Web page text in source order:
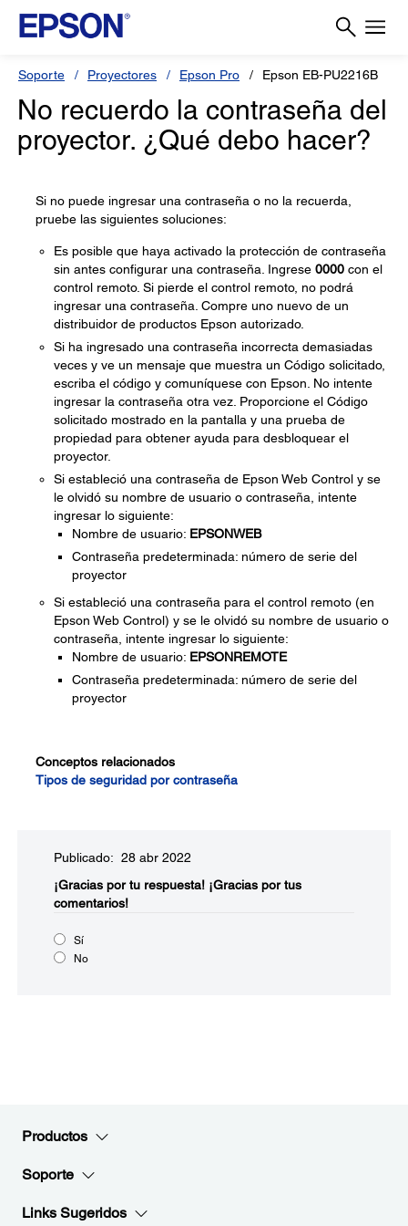
Soporte Proyectores Epson Pro Epson EB-PU2216B
No recuerdo la contraseña del
proyector. ¿Qué debo hacer?
Si no puede ingresar una contraseña o no la recuerda,
pruebe las siguientes soluciones:
Es posible que haya activado la protección de contraseña
sin antes configurar una contraseña. Ingrese 0000 con el
control remoto. Si pierde el control remoto, no podrá
ingresar una contraseña. Compre uno nuevo de un
distribuidor de productos Epson autorizado.
Si ha ingresado una contraseña incorrecta demasiadas
veces y ve un mensaje que muestra un Código solicitado,
escriba el código y comuníquese con Epson. No intente
ingresar la contraseña otra vez. Proporcione el Código
solicitado mostrado en la pantalla y una prueba de
propiedad para obtener ayuda para desbloquear el
proyector.
Si estableció una contraseña de Epson Web Control y se
le olvidó su nombre de usuario o contraseña, intente
ingresar lo siguiente:
Nombre de usuario: EPSONWEB
Contraseña predeterminada: número de serie del
proyector
Si estableció una contraseña para el control remoto (en
Epson Web Control) y se le olvidó su nombre de usuario o
contraseña, intente ingresar lo siguiente:
Nombre de usuario: EPSONREMOTE
Contraseña predeterminada: número de serie del
proyector
Conceptos relacionados
Tipos de seguridad por contraseña
Publicado: 28 abr 2022
¡Gracias por tu respuesta! ¡Gracias por tus
comentarios!
Sí
No
Productos
Soporte
Links Sugeridos